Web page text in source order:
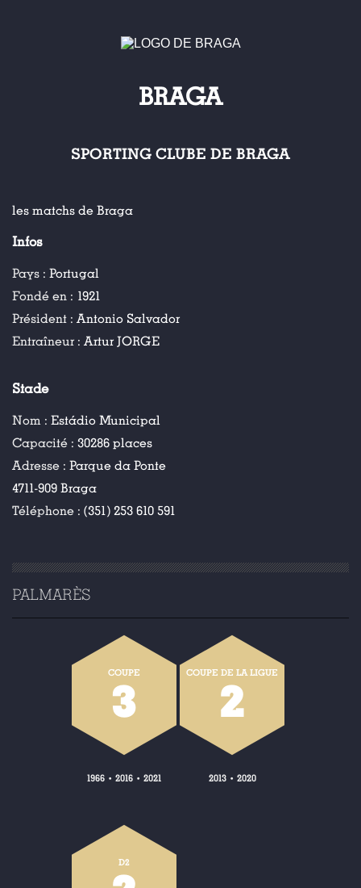
BRAGA
SPORTING CLUBE DE BRAGA
les matchs de Braga
Infos
Pays : Portugal
Fondé en : 1921
Président : Antonio Salvador
Entraîneur : Artur JORGE
Stade
Nom : Estádio Municipal
Capacité : 30286 places
Adresse : Parque da Ponte
4711-909 Braga
Téléphone : (351) 253 610 591
PALMARÈS
COUPE
3
1966 • 2016 • 2021
COUPE DE LA LIGUE
2
2013• 2020
D2